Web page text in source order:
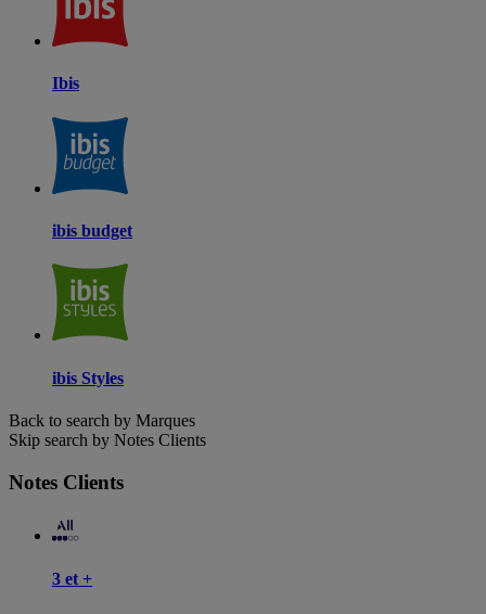
Ibis
ibis budget
ibis Styles
Back to search by Marques
Skip search by Notes Clients
Notes Clients
3 et +